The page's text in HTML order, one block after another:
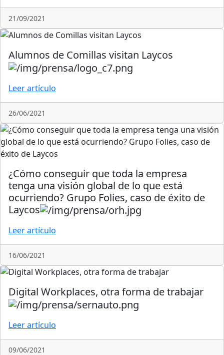
21/09/2021
Alumnos de Comillas visitan Laycos
Leer artículo
26/06/2021
¿Cómo conseguir que toda la empresa
tenga una visión global de lo que está
ocurriendo? Grupo Folies, caso de éxito de
Laycos
Leer artículo
16/06/2021
Digital Workplaces, otra forma de trabajar
Leer artículo
09/06/2021